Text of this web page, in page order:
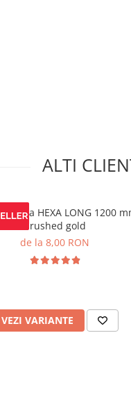
ALTI
HEXA LONG 1200
brushed gold
de la 8,00 RON
VEZI VARIANTE